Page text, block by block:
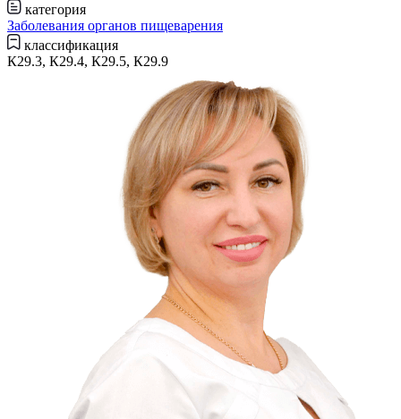
категория
Заболевания органов пищеварения
классификация
К29.3, К29.4, К29.5, К29.9